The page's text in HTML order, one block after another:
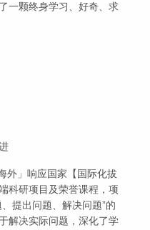
一颗终身学习、好奇、求
外」响应国家【国际化拔
科研项目及荣誉课程，项
提出问题、解决问题”的
解决实际问题，深化了学